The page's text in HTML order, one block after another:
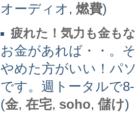
オーディオ, 燃費)
疲れた！気力も金も
お金があれば・・。
やめた方がいい！パ
です。週トータルで
(金, 在宅, soho,儲け)